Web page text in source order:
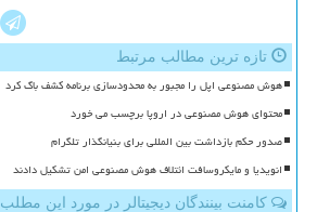
تازه ترین مطالب مرتبط
هوش مصنوعی اپل را مجبور به محدودسازی برنامه کشف باگ کرد
محتوای هوش مصنوعی در اروپا برچسب می خورد
صدور حکم بازداشت بین المللی برای بنیانگذار تلگرام
انویدیا و مایکروسافت ائتلاف هوش مصنوعی امن تشکیل دادند
کامنت بینندگان دیجیتالر در مورد این مطلب